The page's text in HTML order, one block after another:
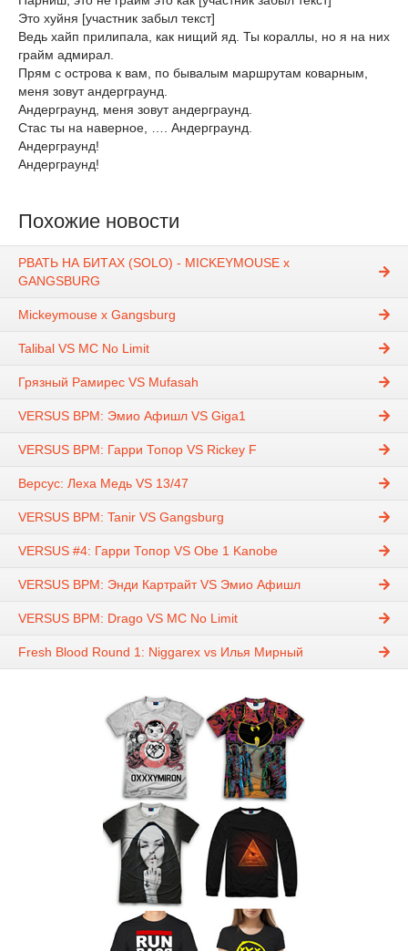
Это хуйня [участник забыл текст]
Ведь хайп прилипала, как нищий яд. Ты кораллы, но я на них
грайм адмирал.
Прям с острова к вам, по бывалым маршрутам коварным,
меня зовут андерграунд.
Андерграунд, меня зовут андерграунд.
Стас ты на наверное, …. Андерграунд.
Андерграунд!
Андерграунд!
Похожие новости
РВАТЬ НА БИТАХ (SOLO) - MICKEYMOUSE x
GANGSBURG
Mickeymouse x Gangsburg
Talibal VS MC No Limit
Грязный Рамирес VS Mufasah
VERSUS BPM: Эмио Афишл VS Giga1
VERSUS BPM: Гарри Топор VS Rickey F
Версус: Леха Медь VS 13/47
VERSUS BPM: Tanir VS Gangsburg
VERSUS #4: Гарри Топор VS Obe 1 Kanobe
VERSUS BPM: Энди Картрайт VS Эмио Афишл
VERSUS BPM: Drago VS MC No Limit
Fresh Blood Round 1: Niggarex vs Илья Мирный